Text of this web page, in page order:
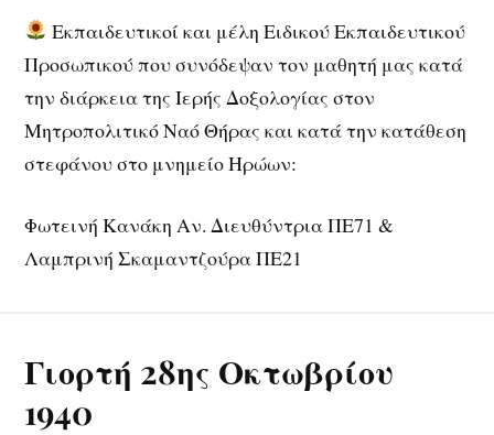
Εκπαιδευτικοί και μέλη Ειδικού Εκπαιδευτικού
Προσωπικού που συνόδεψαν τον μαθητή μας κατά
την διάρκεια της Ιερής Δοξολογίας στον
Μητροπολιτικό Ναό Θήρας και κατά την κατάθεση
στεφάνου στο μνημείο Ηρώων:
Φωτεινή Κανάκη Αν. Διευθύντρια ΠΕ71 &
Λαμπρινή Σκαμαντζούρα ΠΕ21
Γιορτή 28ης Οκτωβρίου
1940